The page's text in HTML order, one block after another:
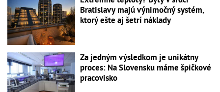
Bratislavy majú výnimočný systém,
ktorý ešte aj šetrí náklady
Za jedným výsledkom je unikátny
proces: Na Slovensku máme špičkové
pracovisko